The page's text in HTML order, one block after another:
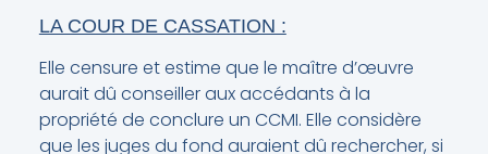
LA COUR DE CASSATION :
Elle censure et estime que le maître d’œuvre
aurait dû conseiller aux accédants à la
propriété de conclure un CCMI. Elle considère
que les juges du fond auraient dû rechercher, si